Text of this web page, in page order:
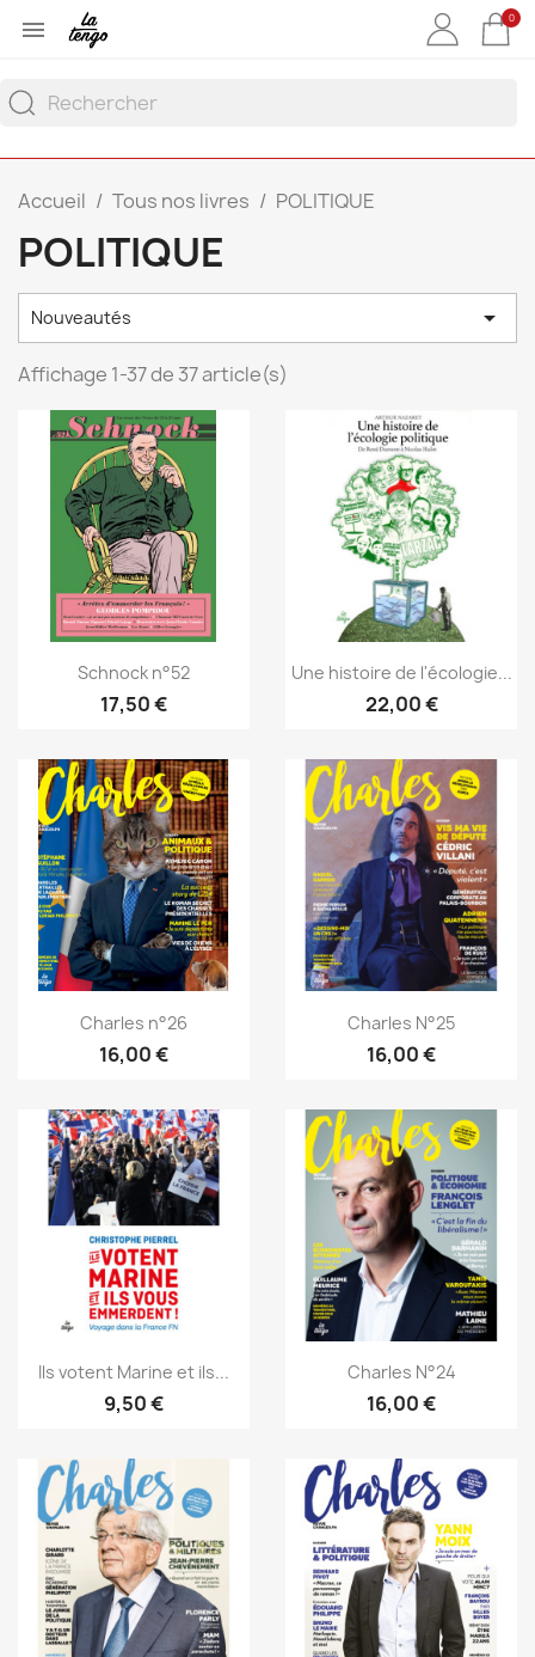
 0
Accueil Tous nos livres POLITIQUE
POLITIQUE
Nouveautés 
Affichage 1-37 de 37 article(s)
Schnock n°52
17,50 €
Une histoire de l'écologie...
22,00 €
Charles n°26
16,00 €
Charles N°25
16,00 €
Ils votent Marine et ils...
9,50 €
Charles N°24
16,00 €